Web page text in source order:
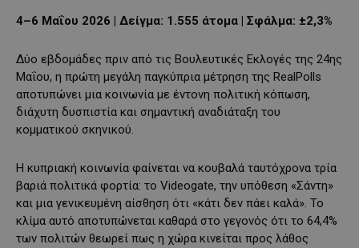
4–6 Μαΐου 2026 | Δείγμα: 1.555 άτομα | Σφάλμα: ±2,3%
Δύο εβδομάδες πριν από τις Βουλευτικές Εκλογές της 24ης
Μαΐου, η πρώτη μεγάλη παγκύπρια μέτρηση της RealPolls
αποτυπώνει μια κοινωνία με έντονη πολιτική κόπωση,
διάχυτη δυσπιστία και σημαντική αναδιάταξη του
κομματικού σκηνικού.
Η κυπριακή κοινωνία φαίνεται να κουβαλά ταυτόχρονα τρία
βαριά πολιτικά φορτία: το Videogate, την υπόθεση «Σάντη»
και μια γενικευμένη αίσθηση ότι «κάτι δεν πάει καλά». Το
κλίμα αυτό αποτυπώνεται καθαρά στο γεγονός ότι το 64,4%
των πολιτών θεωρεί πως η χώρα κινείται προς λάθος